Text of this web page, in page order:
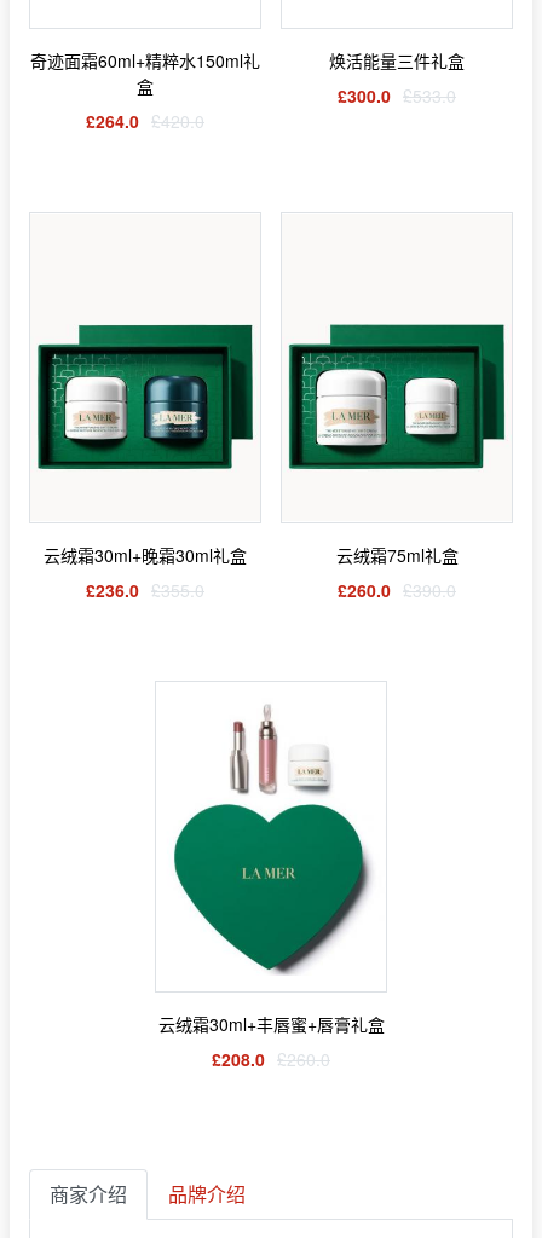
奇迹面霜60ml+精粹水150ml礼
盒
£264.0 £420.0
焕活能量三件礼盒
£300.0 £533.0
云绒霜30ml+晚霜30ml礼盒
£236.0 £355.0
云绒霜75ml礼盒
£260.0 £390.0
云绒霜30ml+丰唇蜜+唇膏礼盒
£208.0 £260.0
商家介绍 品牌介绍